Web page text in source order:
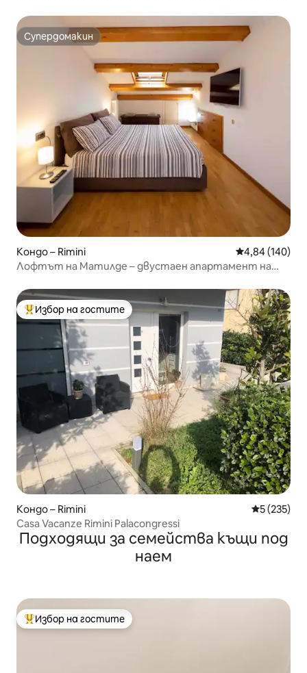
Супердомакин
Супердомакин
Кондо – Rimini Средна
4,84 (140)
Лофтът на Матилде – двустаен апартамент на
Най-популярен избор на гостите
Избор на гостите
Кондо – Rimini Средна
5 (235)
Casa Vacanze Rimini Palacongressi
Подходящи за семейства къщи под
наем
Най-популярен избор на гостите
Избор на гостите